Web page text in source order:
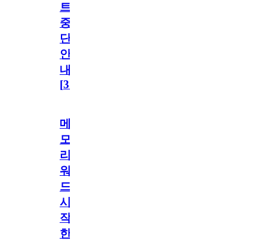
트
중
단
안
내
[31
메
모
리
워
드
시
작
한